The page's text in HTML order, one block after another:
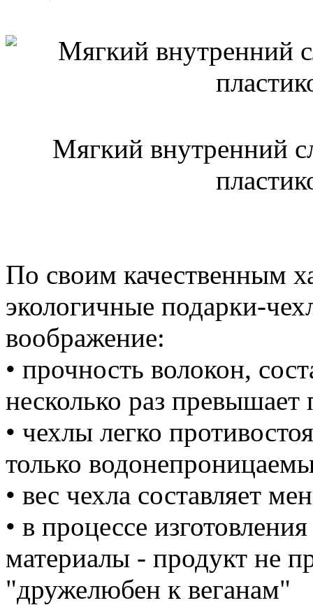
Мягкий внутренний
По своим качественным
экологичные подарки-
воображение:
• прочность волокон,
несколько раз превышает
• чехлы легко
только
• вес чехла составляет
• в процессе
материалы - продукт не
"дружелюбен к веганам"